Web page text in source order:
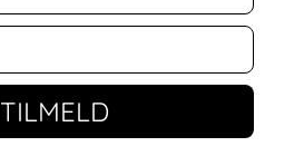
TILMELD